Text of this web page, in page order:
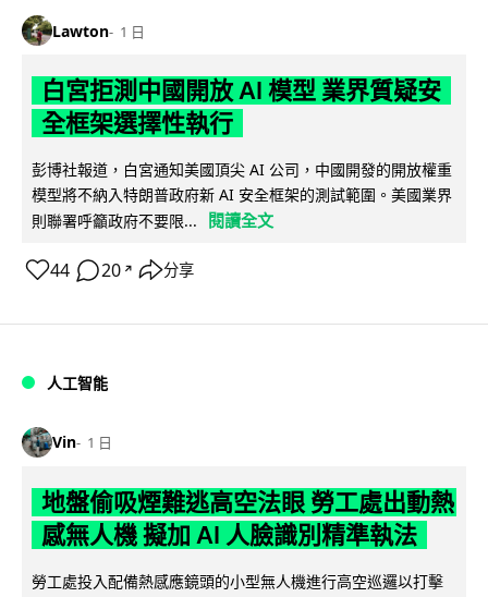
Lawton 1 日
白宮拒測中國開放 AI 模型 業界質疑安
全框架選擇性執行
彭博社報道，白宮通知美國頂尖 AI 公司，中國開發的開放權重
模型將不納入特朗普政府新 AI 安全框架的測試範圍。美國業界
則聯署呼籲政府不要限...
閱讀全文
44 20 ↗ 分享
人工智能
Vin 1 日
地盤偷吸煙難逃高空法眼 勞工處出動熱
感無人機 擬加 AI 人臉識別精準執法
勞工處投入配備熱感應鏡頭的小型無人機進行高空巡邏以打擊